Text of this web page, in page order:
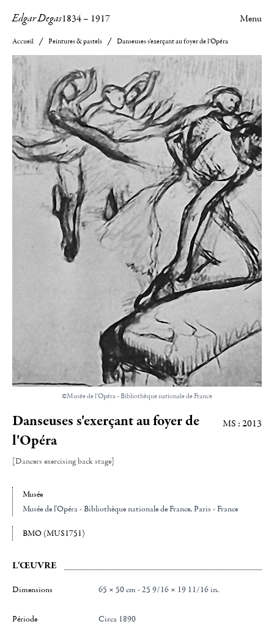
Edgar Degas1834– 1917 Menu
Accueil Peintures & pastels Danseuses s'exerçant au foyer de l'Opéra
©Musée de l'Opéra - Bibliothèque nationale de France
Danseuses s'exerçant au foyer de
l'Opéra
[Dancers exercising back stage]
MS : 2013
Musée
Musée de l'Opéra - Bibliothèque nationale de France, Paris - France
BMO (MUS1751)
L'ŒUVRE
Dimensions 65 × 50 cm - 25 9/16 × 19 11/16 in.
Période Circa 1890